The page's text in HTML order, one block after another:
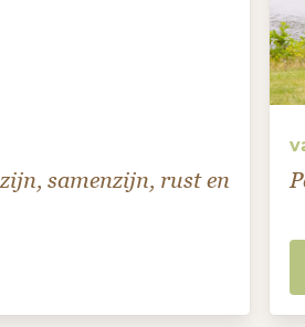
samenzijn, rust en